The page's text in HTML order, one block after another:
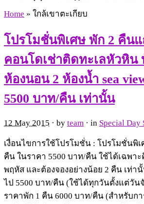
Home » ใกล้เขาตะเกียบ
โปรโมชั่นพิเศษ พัก 2 คืน
คอนโดเช่าติดทะเลหัวหิน
ห้องนอน 2 ห้องน้ำ sea
5500 บาท/คืน เท่านั้น
12 May 2015 · by team · in Special Day
เงื่อนไขการใช้โปรโมชั่น : โปรโมชั่นพิ
คืน ในราคา 5500 บาท/คืน ใช้ได้เฉพา
พฤหัส และต้องจองอย่างน้อย 2 คืน เท่า
ไป 5500 บาท/คืน (ใช้ได้ทุกวันตั้งแต่วัน
ราคาพัก 1 คืน 6000 บาท/คืน (สำหรับก